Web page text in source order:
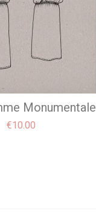
Monumentale
Price
€10.00